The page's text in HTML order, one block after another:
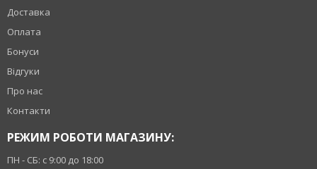
Доставка
Оплата
Бонуси
Відгуки
Про нас
Контакти
РЕЖИМ РОБОТИ МАГАЗИНУ:
ПН - СБ: с 9:00 до 18:00